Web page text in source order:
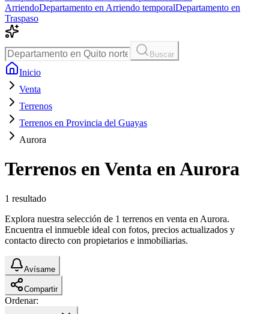
ArriendoDepartamento en Arriendo temporalDepartamento en
Traspaso
Buscar
Inicio
Venta
Terrenos
Terrenos en Provincia del Guayas
Aurora
Terrenos en Venta en Aurora
1 resultado
Explora nuestra selección de 1 terrenos en venta en Aurora.
Encuentra el inmueble ideal con fotos, precios actualizados y
contacto directo con propietarios e inmobiliarias.
Avísame
Compartir
Ordenar: